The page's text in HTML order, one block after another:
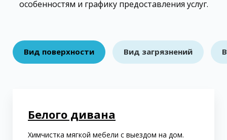
особенностям и графику предоставления услуг.
Вид поверхности Вид загрязнений
Белого дивана
Химчистка мягкой мебели с выездом на дом.